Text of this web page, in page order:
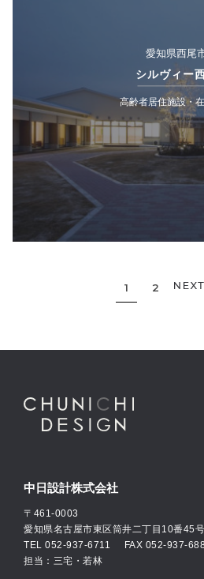
愛知県西尾
シルヴィー
高齢者居住施設・
1 2
中日設計株式会社
〒461-0003
愛知県名古屋市東区筒井二丁目10番45号
TEL 052-937-6711 FAX 052-937-
担当：三宅・若林